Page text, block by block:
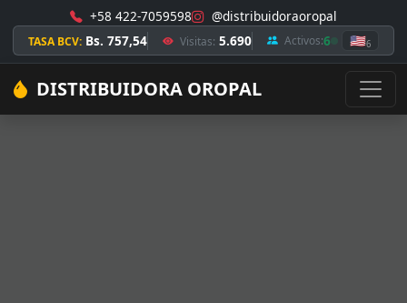
+58 422-7059598 @distribuidoraoropal
TASA BCV: Bs. 757,54 Visitas: 5.690 Activos:6 🇺🇸6
DISTRIBUIDORA OROPAL